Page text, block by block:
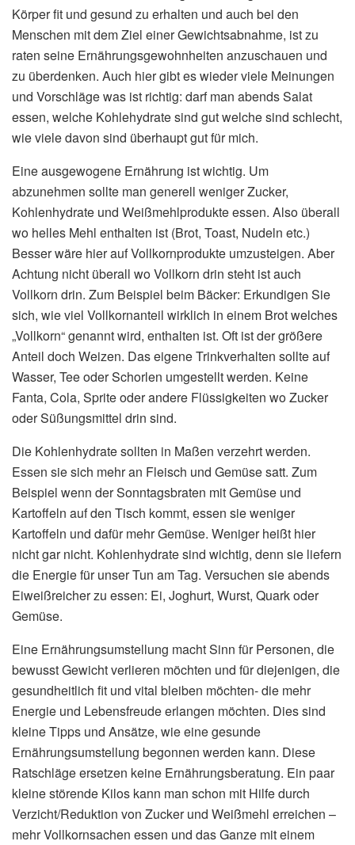
Körper fit und gesund zu erhalten und auch bei den
Menschen mit dem Ziel einer Gewichtsabnahme, ist zu
raten seine Ernährungsgewohnheiten anzuschauen und
zu überdenken. Auch hier gibt es wieder viele Meinungen
und Vorschläge was ist richtig: darf man abends Salat
essen, welche Kohlehydrate sind gut welche sind schlecht,
wie viele davon sind überhaupt gut für mich.
Eine ausgewogene Ernährung ist wichtig. Um
abzunehmen sollte man generell weniger Zucker,
Kohlenhydrate und Weißmehlprodukte essen. Also überall
wo helles Mehl enthalten ist (Brot, Toast, Nudeln etc.)
Besser wäre hier auf Vollkornprodukte umzusteigen. Aber
Achtung nicht überall wo Vollkorn drin steht ist auch
Vollkorn drin. Zum Beispiel beim Bäcker: Erkundigen Sie
sich, wie viel Vollkornanteil wirklich in einem Brot welches
„Vollkorn“ genannt wird, enthalten ist. Oft ist der größere
Anteil doch Weizen. Das eigene Trinkverhalten sollte auf
Wasser, Tee oder Schorlen umgestellt werden. Keine
Fanta, Cola, Sprite oder andere Flüssigkeiten wo Zucker
oder Süßungsmittel drin sind.
Die Kohlenhydrate sollten in Maßen verzehrt werden.
Essen sie sich mehr an Fleisch und Gemüse satt. Zum
Beispiel wenn der Sonntagsbraten mit Gemüse und
Kartoffeln auf den Tisch kommt, essen sie weniger
Kartoffeln und dafür mehr Gemüse. Weniger heißt hier
nicht gar nicht. Kohlenhydrate sind wichtig, denn sie liefern
die Energie für unser Tun am Tag. Versuchen sie abends
Eiweißreicher zu essen: Ei, Joghurt, Wurst, Quark oder
Gemüse.
Eine Ernährungsumstellung macht Sinn für Personen, die
bewusst Gewicht verlieren möchten und für diejenigen, die
gesundheitlich fit und vital bleiben möchten- die mehr
Energie und Lebensfreude erlangen möchten. Dies sind
kleine Tipps und Ansätze, wie eine gesunde
Ernährungsumstellung begonnen werden kann. Diese
Ratschläge ersetzen keine Ernährungsberatung. Ein paar
kleine störende Kilos kann man schon mit Hilfe durch
Verzicht/Reduktion von Zucker und Weißmehl erreichen –
mehr Vollkornsachen essen und das Ganze mit einem